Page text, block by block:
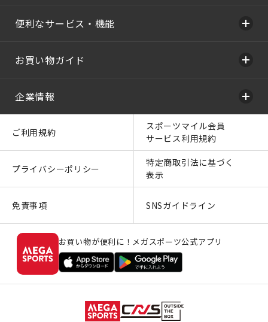
便利なサービス・機能
お買い物ガイド
企業情報
ご利用規約
スポーツマイル会員
サービス利用規約
プライバシーポリシー
特定商取引法に基づく
表示
免責事項 SNSガイドライン
お買い物が便利に！メガスポーツ公式アプリ